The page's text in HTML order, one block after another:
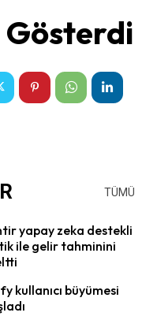
Gösterdi
TÜMÜ
yapay zeka destekli
ile gelir tahminini
kullanıcı büyümesi